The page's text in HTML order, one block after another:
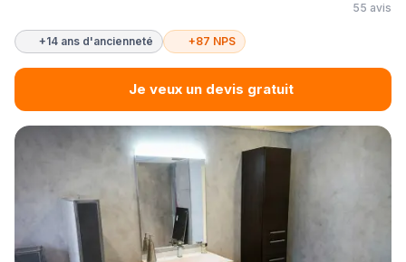
55 avis
+14 ans d'ancienneté +87 NPS
Je veux un devis gratuit